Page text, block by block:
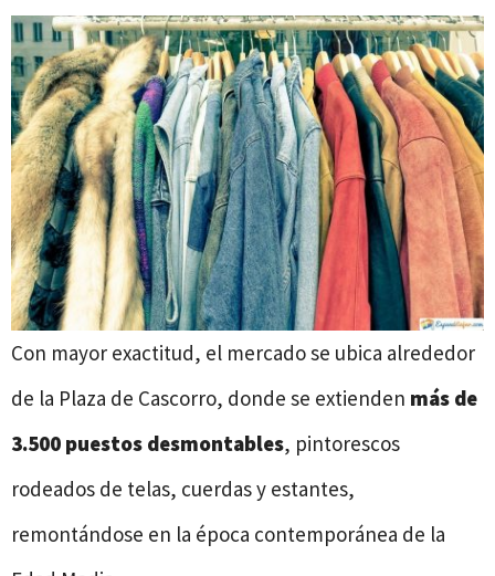
Con mayor exactitud, el mercado se ubica alrededor
de la Plaza de Cascorro, donde se extienden más de
3.500 puestos desmontables, pintorescos
rodeados de telas, cuerdas y estantes,
remontándose en la época contemporánea de la